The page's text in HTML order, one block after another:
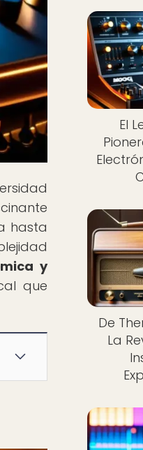
hasta
y
que
El
De
La